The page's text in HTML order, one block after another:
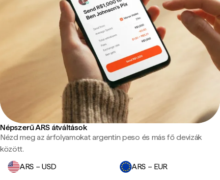
Népszerű ARS átváltások
Nézd meg az árfolyamokat argentin peso és más fő devizák
között.
ARS – USD
ARS – EUR